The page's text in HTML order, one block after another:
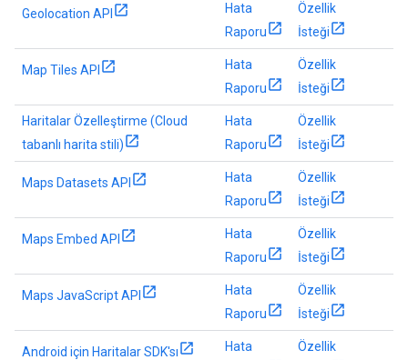
Geolocation API
Hata
Raporu
Özellik
İsteği
Map Tiles API
Hata
Raporu
Özellik
İsteği
Haritalar Özelleştirme (Cloud
tabanlı harita stili)
Hata
Raporu
Özellik
İsteği
Maps Datasets API
Hata
Raporu
Özellik
İsteği
Maps Embed API
Hata
Raporu
Özellik
İsteği
Maps JavaScript API
Hata
Raporu
Özellik
İsteği
Android için Haritalar SDK'sı
Hata
Özellik